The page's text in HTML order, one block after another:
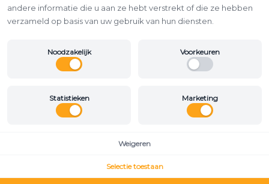
andere informatie die u aan ze hebt verstrekt of die ze hebben
verzameld op basis van uw gebruik van hun diensten.
Noodzakelijk Voorkeuren
Statistieken Marketing
Weigeren
Selectie toestaan